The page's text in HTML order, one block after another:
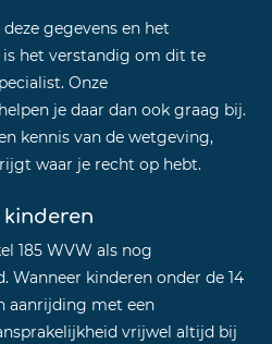
gegevens en het
is het verstandig om dit te
Onze
je daar dan ook graag bij.
kennis van de wetgeving,
waar je recht op hebt.
kinderen
185 WVW als nog
Wanneer kinderen onder de 14
aanrijding met een
vrijwel altijd bij